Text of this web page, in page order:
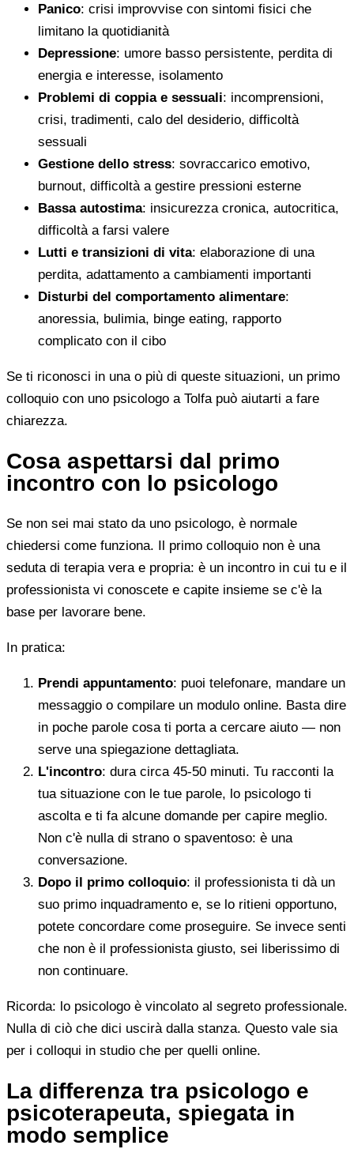
Panico: crisi improvvise con sintomi fisici che
limitano la quotidianità
Depressione: umore basso persistente, perdita di
energia e interesse, isolamento
Problemi di coppia e sessuali: incomprensioni,
crisi, tradimenti, calo del desiderio, difficoltà
sessuali
Gestione dello stress: sovraccarico emotivo,
burnout, difficoltà a gestire pressioni esterne
Bassa autostima: insicurezza cronica, autocritica,
difficoltà a farsi valere
Lutti e transizioni di vita: elaborazione di una
perdita, adattamento a cambiamenti importanti
Disturbi del comportamento alimentare:
anoressia, bulimia, binge eating, rapporto
complicato con il cibo
Se ti riconosci in una o più di queste situazioni, un primo
colloquio con uno psicologo a Tolfa può aiutarti a fare
chiarezza.
Cosa aspettarsi dal primo
incontro con lo psicologo
Se non sei mai stato da uno psicologo, è normale
chiedersi come funziona. Il primo colloquio non è una
seduta di terapia vera e propria: è un incontro in cui tu e il
professionista vi conoscete e capite insieme se c'è la
base per lavorare bene.
In pratica:
Prendi appuntamento: puoi telefonare, mandare un
messaggio o compilare un modulo online. Basta dire
in poche parole cosa ti porta a cercare aiuto — non
serve una spiegazione dettagliata.
L'incontro: dura circa 45-50 minuti. Tu racconti la
tua situazione con le tue parole, lo psicologo ti
ascolta e ti fa alcune domande per capire meglio.
Non c'è nulla di strano o spaventoso: è una
conversazione.
Dopo il primo colloquio: il professionista ti dà un
suo primo inquadramento e, se lo ritieni opportuno,
potete concordare come proseguire. Se invece senti
che non è il professionista giusto, sei liberissimo di
non continuare.
Ricorda: lo psicologo è vincolato al segreto professionale.
Nulla di ciò che dici uscirà dalla stanza. Questo vale sia
per i colloqui in studio che per quelli online.
La differenza tra psicologo e
psicoterapeuta, spiegata in
modo semplice